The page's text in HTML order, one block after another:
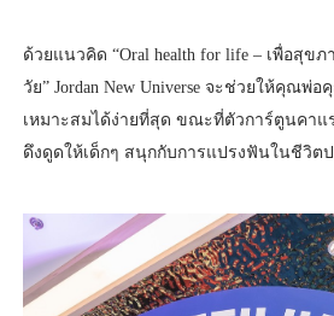
ด้วยแนวคิด “Oral health for life – เพื่อสุข
วัย” Jordan New Universe จะช่วยให้คุณ
เหมาะสมได้ง่ายที่สุด ขณะที่ตัวการ์ตูนคาแ
ดึงดูดให้เด็กๆ สนุกกับการแปรงฟันในชีวิต